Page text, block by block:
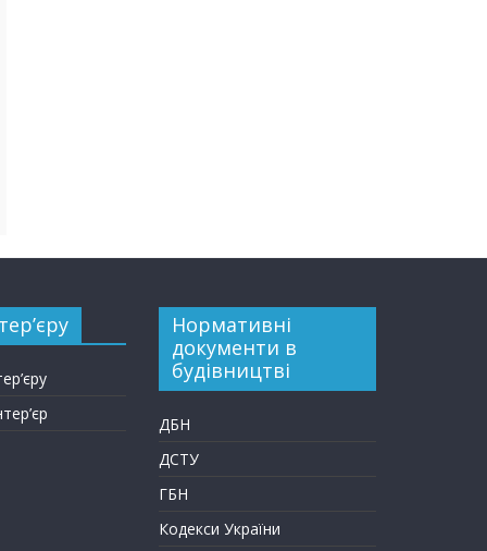
Нормативні
документи в
будівництві
ДБН
ДСТУ
ГБН
Кодекси України